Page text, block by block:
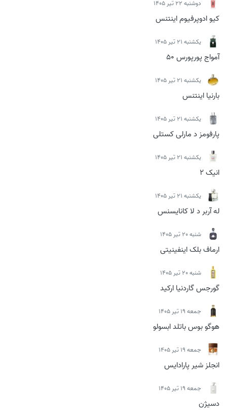
دوشنبه 22 تیر 1405
کیو ادوپرفیوم اینتنس
يكشنبه 21 تیر 1405
آمواج پورپورس 50
يكشنبه 21 تیر 1405
بارنیا اینتنس
يكشنبه 21 تیر 1405
پارفومز د مارلی کستلی
يكشنبه 21 تیر 1405
انیک 2
يكشنبه 21 تیر 1405
له آربر د لا کانایسنس
شنبه 20 تیر 1405
ارماف بلک اینفینیتی
شنبه 20 تیر 1405
گورجس گاردنیا ارکید
جمعه 19 تیر 1405
هوگو بوس باتلد ابسولو
جمعه 19 تیر 1405
انجلز شیر پارادایس
جمعه 19 تیر 1405
دسیژن